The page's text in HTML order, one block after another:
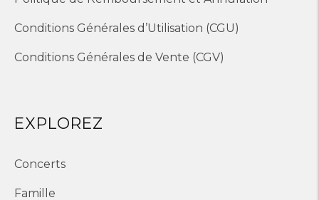
Conditions Générales d’Utilisation (CGU)
Conditions Générales de Vente (CGV)
EXPLOREZ
Concerts
Famille